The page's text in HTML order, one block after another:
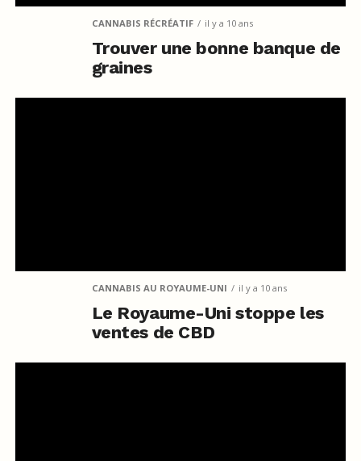
CANNABIS RÉCRÉATIF il y a 10 ans
Trouver une bonne banque de
graines
CANNABIS AU ROYAUME-UNI il y a 10 ans
Le Royaume-Uni stoppe les
ventes de CBD